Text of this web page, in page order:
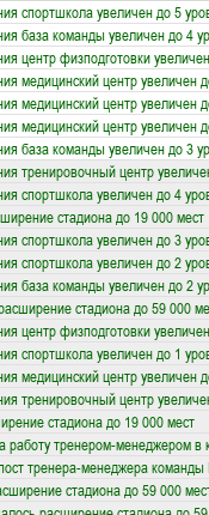
спортшкола увеличен до 5
база команды увеличен до 4
центр физподготовки
медицинский центр увеличен
медицинский центр увеличен
медицинский центр увеличен
база команды увеличен до 3
тренировочный центр
спортшкола увеличен до 4
стадиона до 19 000 мест
спортшкола увеличен до 3
спортшкола увеличен до 2
база команды увеличен до 2
стадиона до 59 000
центр физподготовки
спортшкола увеличен до 1
медицинский центр увеличен
тренировочный центр
стадиона до 19 000 мест
работу тренером-менеджером в
тренера-менеджера команды
стадиона до 59 000